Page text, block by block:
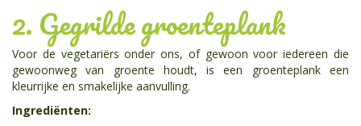
2. Gegrilde groenteplank
Voor de vegetariërs onder ons, of gewoon voor iedereen die
gewoonweg van groente houdt, is een groenteplank een
kleurrijke en smakelijke aanvulling.
Ingrediënten: